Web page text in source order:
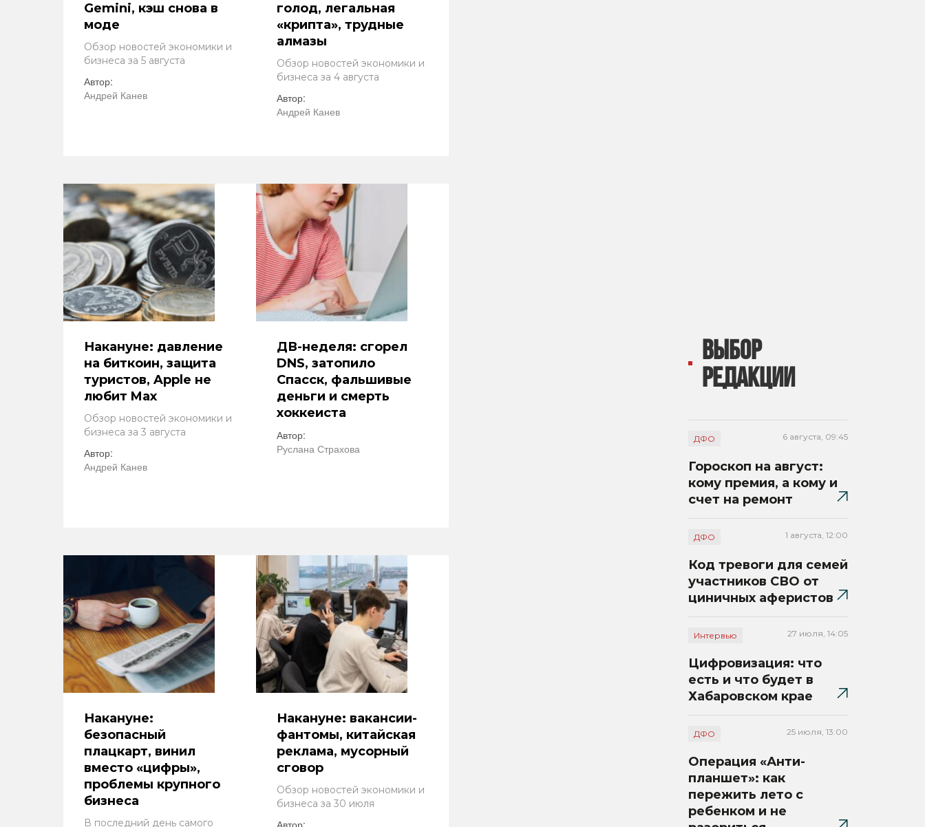
Gemini, кэш снова в
моде
Обзор новостей экономики и
бизнеса за 5 августа
Автор:
Андрей Канев
голод, легальная
«крипта», трудные
алмазы
Обзор новостей экономики и
бизнеса за 4 августа
Автор:
Андрей Канев
Накануне: давление
на биткоин, защита
туристов, Apple не
любит Max
Обзор новостей экономики и
бизнеса за 3 августа
Автор:
Андрей Канев
ДВ-неделя: сгорел
DNS, затопило
Спасск, фальшивые
деньги и смерть
хоккеиста
Автор:
Руслана Страхова
Накануне:
безопасный
плацкарт, винил
вместо «цифры»,
проблемы крупного
бизнеса
В последний день самого
Накануне: вакансии-
фантомы, китайская
реклама, мусорный
сговор
Обзор новостей экономики и
бизнеса за 30 июля
Автор:
ВЫБОР
РЕДАКЦИИ
ДФО 6 августа, 09:45
Гороскоп на август:
кому премия, а кому и
счет на ремонт
ДФО 1 августа, 12:00
Код тревоги для семей
участников СВО от
циничных аферистов
Интервью 27 июля, 14:05
Цифровизация: что
есть и что будет в
Хабаровском крае
ДФО 25 июля, 13:00
Операция «Анти-
планшет»: как
пережить лето с
ребенком и не